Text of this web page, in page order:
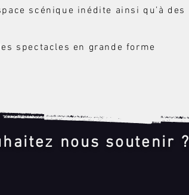
scénique inédite ainsi qu’à des
spectacles en grande forme
nous soutenir ?